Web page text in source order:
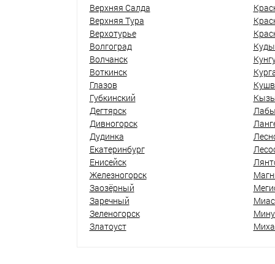
Верхняя Салда
Верхняя Тура
Верхотурье
Волгоград
Волчанск
Воткинск
Глазов
Губкинский
Дегтярск
Дивногорск
Дудинка
Екатеринбург
Енисейск
Железногорск
Заозёрный
Заречный
Зеленогорск
Златоуст